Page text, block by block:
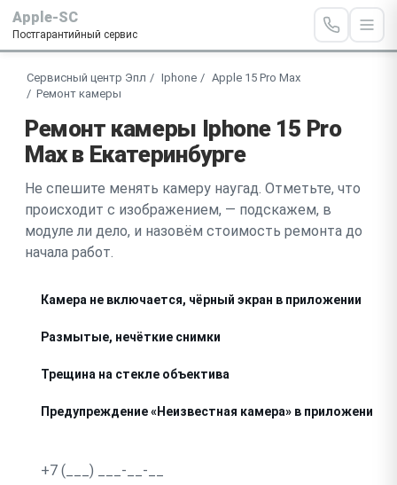
Apple-SC
Постгарантийный сервис
Сервисный центр Эпл Iphone
Apple 15 Pro Max
Ремонт камеры
Ремонт камеры Iphone 15 Pro
Max в Екатеринбурге
Не спешите менять камеру наугад. Отметьте, что
происходит с изображением, — подскажем, в
модуле ли дело, и назовём стоимость ремонта до
начала работ.
Камера не включается, чёрный экран в приложении
Размытые, нечёткие снимки
Трещина на стекле объектива
Предупреждение «Неизвестная камера» в приложении